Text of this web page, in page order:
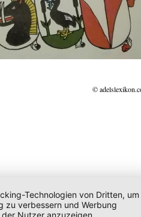
©
Technologien von Dritten, um
zu verbessern und Werbung
Nutzer anzuzeigen.